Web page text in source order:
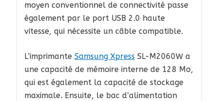
moyen conventionnel de connectivité passe
également par le port USB 2.0 haute
vitesse, qui nécessite un câble compatible.
L’imprimante Samsung XpressSL-M2060W a
une capacité de mémoire interne de 128 Mo,
qui est également la capacité de stockage
maximale. Ensuite, le bac d’alimentation